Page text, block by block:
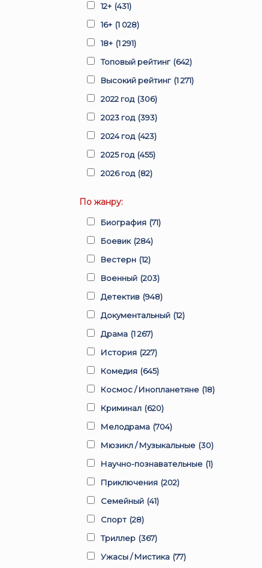
12+ (431)
16+ (1 028)
18+ (1 291)
Топовый рейтинг (642)
Высокий рейтинг (1 271)
2022 год (306)
2023 год (393)
2024 год (423)
2025 год (455)
2026 год (82)
По жанру:
Биография (71)
Боевик (284)
Вестерн (12)
Военный (203)
Детектив (948)
Документальный (12)
Драма (1 267)
История (227)
Комедия (645)
Космос / Инопланетяне (18)
Криминал (620)
Мелодрама (704)
Мюзикл / Музыкальные (30)
Научно-познавательные (1)
Приключения (202)
Семейный (41)
Спорт (28)
Триллер (367)
Ужасы / Мистика (77)